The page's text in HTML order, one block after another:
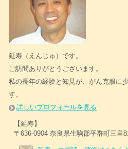
延寿（えんじゅ）です。
ご訪問ありがとうございます。
私の長年の経験と知見が、がん克服に
す。
詳しいプロフィールを見る
【延寿】
〒636-0904 奈良県生駒郡平群町三里